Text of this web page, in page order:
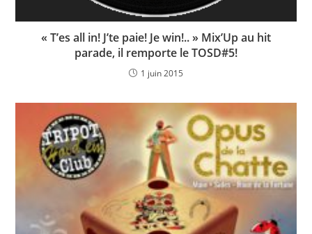
« T’es all in! J’te paie! Je win!.. » Mix’Up au hit
parade, il remporte le TOSD#5!
1 juin 2015